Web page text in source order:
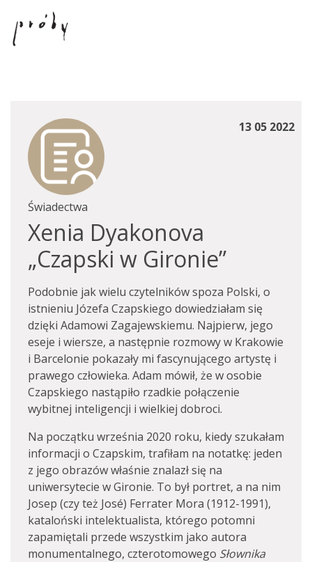
13 05 2022
Świadectwa
Xenia Dyakonova
„Czapski w Gironie”
Podobnie jak wielu czytelników spoza Polski, o
istnieniu Józefa Czapskiego dowiedziałam się
dzięki Adamowi Zagajewskiemu. Najpierw, jego
eseje i wiersze, a następnie rozmowy w Krakowie
i Barcelonie pokazały mi fascynującego artystę i
prawego człowieka. Adam mówił, że w osobie
Czapskiego nastąpiło rzadkie połączenie
wybitnej inteligencji i wielkiej dobroci.
Na początku września 2020 roku, kiedy szukałam
informacji o Czapskim, trafiłam na notatkę: jeden
z jego obrazów właśnie znalazł się na
uniwersytecie w Gironie. To był portret, a na nim
Josep (czy też José) Ferrater Mora (1912-1991),
kataloński intelektualista, którego potomni
zapamiętali przede wszystkim jako autora
monumentalnego, czterotomowego Słownika